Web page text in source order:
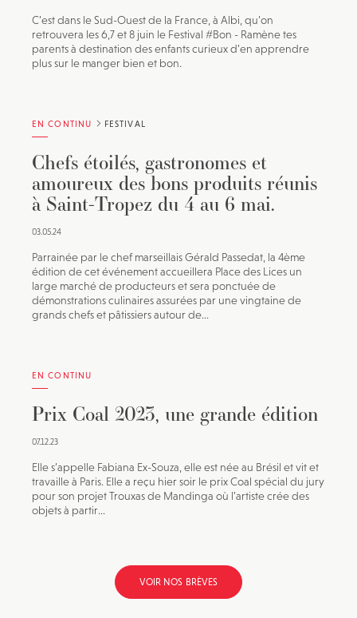
C’est dans le Sud-Ouest de la France, à Albi, qu’on
retrouvera les 6,7 et 8 juin le Festival #Bon - Ramène tes
parents à destination des enfants curieux d’en apprendre
plus sur le manger bien et bon.
EN CONTINU FESTIVAL
Chefs étoilés, gastronomes et
amoureux des bons produits réunis
à Saint-Tropez du 4 au 6 mai.
03.05.24
Parrainée par le chef marseillais Gérald Passedat, la 4ème
édition de cet événement accueillera Place des Lices un
large marché de producteurs et sera ponctuée de
démonstrations culinaires assurées par une vingtaine de
grands chefs et pâtissiers autour de...
EN CONTINU
Prix Coal 2023, une grande édition
07.12.23
Elle s’appelle Fabiana Ex-Souza, elle est née au Brésil et vit et
travaille à Paris. Elle a reçu hier soir le prix Coal spécial du jury
pour son projet Trouxas de Mandinga où l’artiste crée des
objets à partir...
VOIR NOS BRÈVES